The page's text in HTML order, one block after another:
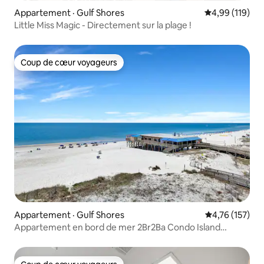
Appartement · Gulf Shores Note
4,99 (119)
Little Miss Magic - Directement sur la plage !
Coup de cœur voyageurs
Coup de cœur voyageurs
Appartement · Gulf Shores Note
4,76 (157)
Appartement en bord de mer 2Br2Ba Condo Island